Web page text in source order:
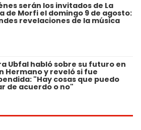
serán los invitados de La
de Morfi el domingo 9 de agosto:
revelaciones de la música
Ubfal habló sobre su futuro en
Hermano y reveló si fue
"Hay cosas que puedo
de acuerdo o no"